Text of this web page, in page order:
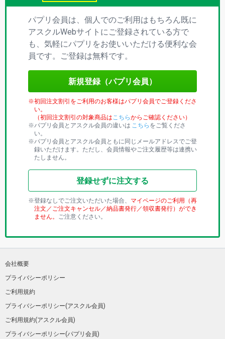
パプリ会員は、個人でのご利用はもちろん既に
アスクルWebサイトにご登録されている方で
も、気軽にパプリをお使いいただける便利な会
員です。ご登録は無料です。
新規登録（パプリ会員）
初回注文割引をご利用のお客様はパプリ会員でご登録くださ
い。
（初回注文割引の対象商品はこちらからご確認ください）
パプリ会員とアスクル会員の違いは こちら をご覧くださ
い。
パプリ会員とアスクル会員ともに同じメールアドレスでご登
録いただけます。ただし、会員情報やご注文履歴等は連携い
たしません。
登録せずに注文する
登録なしでご注文いただいた場合、 マイページのご利用（再
注文／ご注文キャンセル／納品書発行／領収書発行）ができ
ません。 ご注意ください。
会社概要
プライバシーポリシー
ご利用規約
プライバシーポリシー(アスクル会員)
ご利用規約(アスクル会員)
プライバシーポリシー(パプリ会員)